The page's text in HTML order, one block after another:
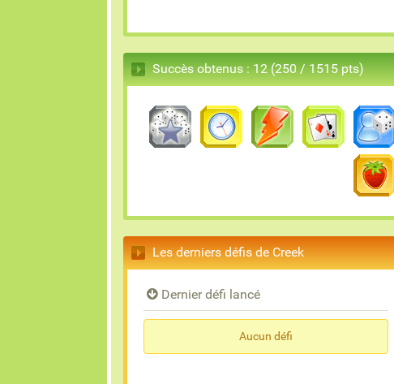
Succès obtenus : 12 (250 / 1515 pts)
Les derniers défis de Creek
Dernier défi lancé
Aucun défi